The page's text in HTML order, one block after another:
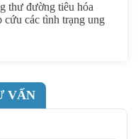
thư đường tiêu hóa
cứu các tình trạng ung
VẤN